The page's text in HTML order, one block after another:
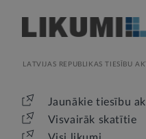
LATVIJAS REPUBLIKAS TIESĪBU
Jaunākie tiesību
Visvairāk skatītie